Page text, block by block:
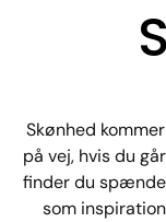
Skønhed
på vej, hvis du
finder du
som